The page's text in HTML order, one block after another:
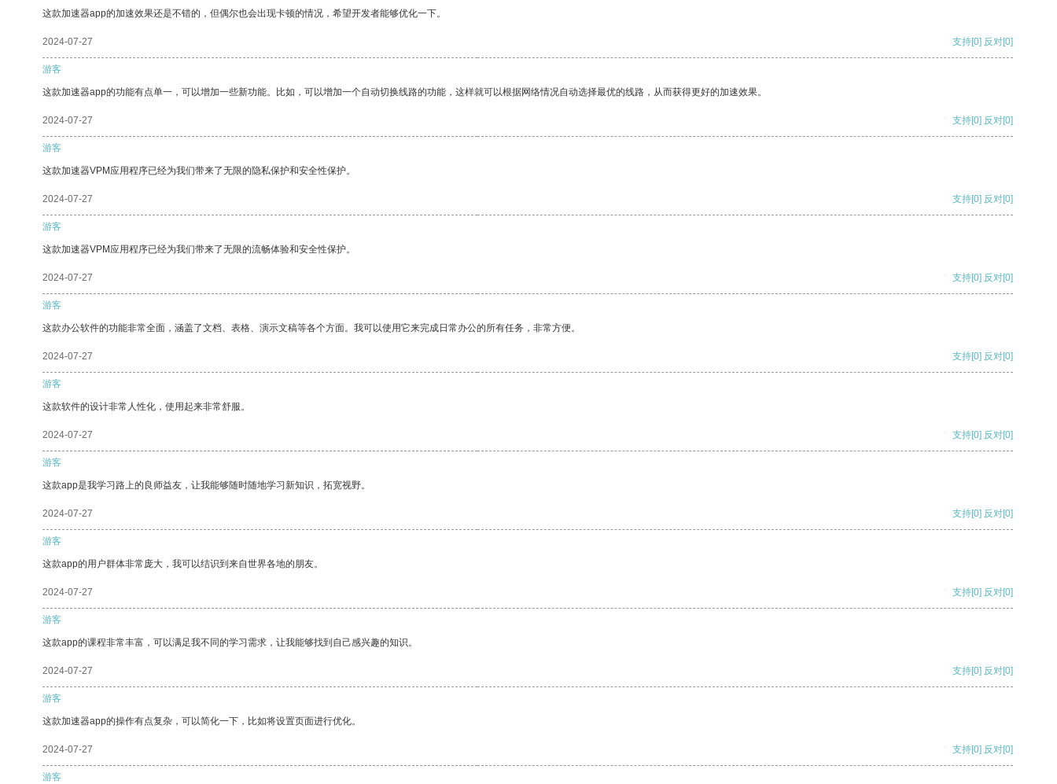
这款加速器app的加速效果还是不错的，但偶尔也会出现卡顿的情况，希望开发者能够优化一下。
2024-07-27 支持[0] 反对[0]
游客
这款加速器app的功能有点单一，可以增加一些新功能。比如，可以增加一个自动切换线路的功能，这样就可以根据网络情况自动选择最优的线路，从而获得更好的加速效果。
2024-07-27 支持[0] 反对[0]
游客
这款加速器VPM应用程序已经为我们带来了无限的隐私保护和安全性保护。
2024-07-27 支持[0] 反对[0]
游客
这款加速器VPM应用程序已经为我们带来了无限的流畅体验和安全性保护。
2024-07-27 支持[0] 反对[0]
游客
这款办公软件的功能非常全面，涵盖了文档、表格、演示文稿等各个方面。我可以使用它来完成日常办公的所有任务，非常方便。
2024-07-27 支持[0] 反对[0]
游客
这款软件的设计非常人性化，使用起来非常舒服。
2024-07-27 支持[0] 反对[0]
游客
这款app是我学习路上的良师益友，让我能够随时随地学习新知识，拓宽视野。
2024-07-27 支持[0] 反对[0]
游客
这款app的用户群体非常庞大，我可以结识到来自世界各地的朋友。
2024-07-27 支持[0] 反对[0]
游客
这款app的课程非常丰富，可以满足我不同的学习需求，让我能够找到自己感兴趣的知识。
2024-07-27 支持[0] 反对[0]
游客
这款加速器app的操作有点复杂，可以简化一下，比如将设置页面进行优化。
2024-07-27 支持[0] 反对[0]
游客